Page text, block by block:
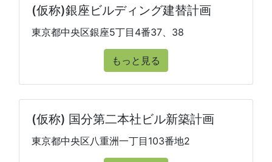
(仮称)銀座ビルディング建替計画
東京都中央区銀座5丁目4番37、38
もっと見る
(仮称) 国分第二本社ビル新築計画
東京都中央区八重洲一丁目103番地2